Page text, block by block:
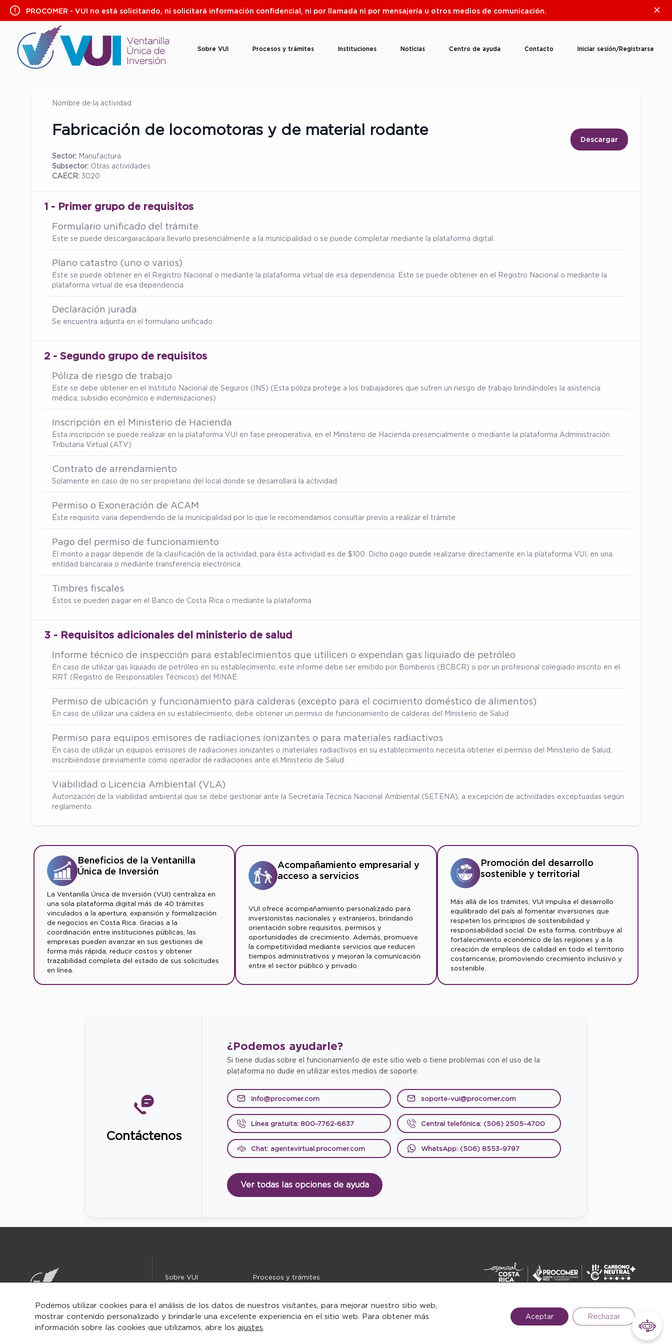
Saltar
PROCOMER - VUI no está solicitando, ni solicitará información confidencial, ni por llamada ni por mensajería u otros medios de comunicación.
Sobre VUI Procesos y trámites Instituciones Noticias Centro de ayuda Contacto Iniciar sesión/Registrarse
Nombre de la actividad
Fabricación de locomotoras y de material rodante
Sector: Manufactura
Subsector: Otras actividades
CAECR: 3020
Descargar
1 - Primer grupo de requisitos
Formulario unificado del trámite
Este se puede descargaracápara llevarlo presencialmente a la municipalidad o se puede completar mediante la plataforma digital.
Plano catastro (uno o varios)
Este se puede obtener en el Registro Nacional o mediante la plataforma virtual de esa dependencia. Este se puede obtener en el Registro Nacional o mediante la
plataforma virtual de esa dependencia.
Declaración jurada
Se encuentra adjunta en el formulario unificado.
2 - Segundo grupo de requisitos
Póliza de riesgo de trabajo
Este se debe obtener en el Instituto Nacional de Seguros (INS) (Esta póliza protege a los trabajadores que sufren un riesgo de trabajo brindándoles la asistencia
médica, subsidio económico e indemnizaciones)
Inscripción en el Ministerio de Hacienda
Esta inscripción se puede realizar en la plataforma VUI en fase preoperativa, en el Ministerio de Hacienda presencialmente o mediante la plataforma Administración
Tributaria Virtual (ATV)
Contrato de arrendamiento
Solamente en caso de no ser propietario del local donde se desarrollará la actividad.
Permiso o Exoneración de ACAM
Éste requisito varia dependiendo de la municipalidad por lo que le recomendamos consultar previo a realizar el trámite.
Pago del permiso de funcionamiento
El monto a pagar depende de la clasificación de la actividad, para ésta actividad es de $100. Dicho pago puede realizarse directamente en la plataforma VUI, en una
entidad bancaraia o mediante transferencia electrónica.
Timbres fiscales
Estos se pueden pagar en el Banco de Costa Rica o mediante la plataforma
3 - Requisitos adicionales del ministerio de salud
Informe técnico de inspección para establecimientos que utilicen o expendan gas liquiado de petróleo
En caso de utilizar gas liquiado de petróleo en su establecimiento, este informe debe ser emitido por Bomberos (BCBCR) o por un profesional colegiado inscrito en el
RRT (Registro de Responsables Técnicos) del MINAE.
Permiso de ubicación y funcionamiento para calderas (excepto para el cocimiento doméstico de alimentos)
En caso de utilizar una caldera en su establecimiento, debe obtener un permiso de funcionamiento de calderas del Ministerio de Salud.
Permiso para equipos emisores de radiaciones ionizantes o para materiales radiactivos
En caso de utilizar un equipos emisores de radiaciones ionizantes o materiales radiactivos en su establecimiento necesita obtener el permiso del Ministerio de Salud,
inscribiéndose previamente como operador de radiaciones ante el Ministerio de Salud.
Viabilidad o Licencia Ambiental (VLA)
Autorización de la viabilidad ambiental que se debe gestionar ante la Secretaría Técnica Nacional Ambiental (SETENA), a excepción de actividades exceptuadas según
reglamento.
Beneficios de la Ventanilla
Única de Inversión
La Ventanilla Única de Inversión (VUI) centraliza en
una sola plataforma digital más de 40 trámites
vinculados a la apertura, expansión y formalización
de negocios en Costa Rica. Gracias a la
coordinación entre instituciones públicas, las
empresas pueden avanzar en sus gestiones de
forma más rápida, reducir costos y obtener
trazabilidad completa del estado de sus solicitudes
en línea.
Acompañamiento empresarial y
acceso a servicios
VUI ofrece acompañamiento personalizado para
inversionistas nacionales y extranjeros, brindando
orientación sobre requisitos, permisos y
oportunidades de crecimiento. Además, promueve
la competitividad mediante servicios que reducen
tiempos administrativos y mejoran la comunicación
entre el sector público y privado.
Promoción del desarrollo
sostenible y territorial
Más allá de los trámites, VUI impulsa el desarrollo
equilibrado del país al fomentar inversiones que
respeten los principios de sostenibilidad y
responsabilidad social. De esta forma, contribuye al
fortalecimiento económico de las regiones y a la
creación de empleos de calidad en todo el territorio
costarricense, promoviendo crecimiento inclusivo y
sostenible.
Contáctenos
¿Podemos ayudarle?
Si tiene dudas sobre el funcionamiento de este sitio web o tiene problemas con el uso de la
plataforma no dude en utilizar estos medios de soporte:
info@procomer.com soporte-vui@procomer.com
Línea gratuita: 800-7762-6637 Central telefónica: (506) 2505-4700
Chat: agentevirtual.procomer.com WhatsApp: (506) 8553-9797
Ver todas las opciones de ayuda
Sobre VUI
Procesos y trámites
Centro de ayuda
Contacto
Iniciar
sesión/Registrarse
Podemos utilizar cookies para el análisis de los datos de nuestros visitantes, para mejorar nuestro sitio web,
mostrar contenido personalizado y brindarle una excelente experiencia en el sitio web. Para obtener más
información sobre las cookies que utilizamos, abre los ajustes.
Aceptar Rechazar